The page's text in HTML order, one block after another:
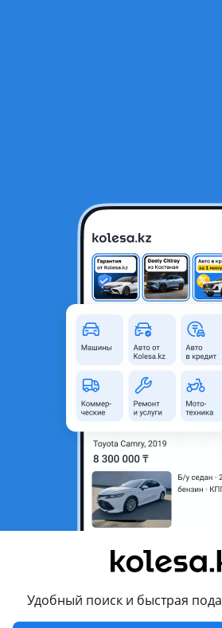
Удобный поиск и быстрая
Volkswagen Golf 1992 года
область
1991 -
Хэтчбек
Объем двигателя, л
Коробка передач
вишня
Растаможен в Казахстане